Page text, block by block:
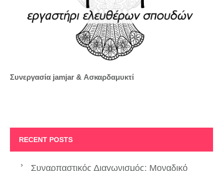
Συνεργασία jamjar & Ασκαρδαμυκτί
RECENT POSTS
Συναρπαστικός Διαγωνισμός: Μοναδικό